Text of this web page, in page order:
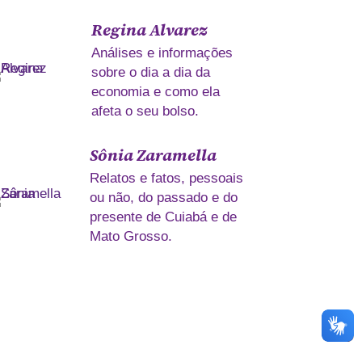
Regina Alvarez
Análises e informações
sobre o dia a dia da
economia e como ela
afeta o seu bolso.
Sônia Zaramella
Relatos e fatos, pessoais
ou não, do passado e do
presente de Cuiabá e de
Mato Grosso.